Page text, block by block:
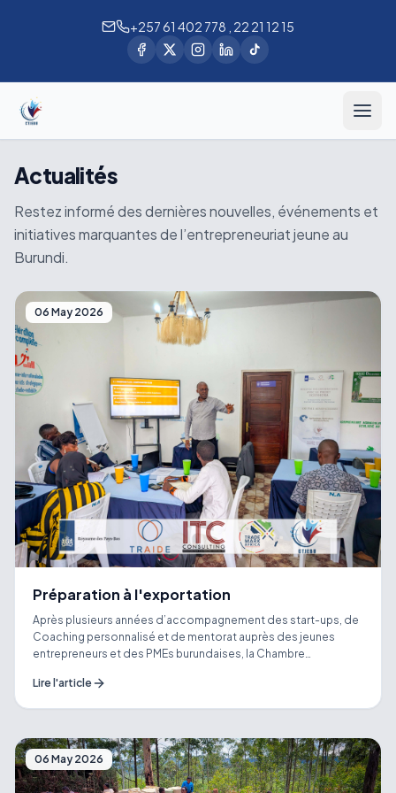
+257 61 402 778 , 22 21 12 15
Actualités
Restez informé des dernières nouvelles, événements et
initiatives marquantes de l’entrepreneuriat jeune au
Burundi.
06 May 2026
Préparation à l'exportation
Après plusieurs années d’accompagnement des start-ups, de
Coaching personnalisé et de mentorat auprès des jeunes
entrepreneurs et des PMEs burundaises, la Chambre
aujourd’hui une étape importante dans la réalisation de sa
Pays-Bas au Burundi à TradeMark Africa, dans le cadre du
Export Readiness Program, la Chambre Transversale des
Jeunes Entrepreneurs du Burundi, en consortium avec l’ITC
CONSULTING, a eu l’honneur d’accueillir et organiser la
Lire l'article
06 May 2026